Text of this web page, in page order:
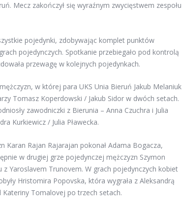
Mecz zakończył się wyraźnym zwycięstwem zespołu
pojedynki, zdobywając komplet punktów
pojedynczych. Spotkanie przebiegało pod kontrolą
przewagę w kolejnych pojedynkach.
w której para UKS Unia Bieruń Jakub Melaniuk
Tomasz Koperdowski / Jakub Sidor w dwóch setach.
zawodniczki z Bierunia – Anna Czuchra i Julia
Kurkiewicz / Julia Pławecka.
Karan Rajan Rajarajan pokonał Adama Bogacza,
w drugiej grze pojedynczej mężczyzn Szymon
Yaroslavem Trunovem. W grach pojedynczych kobiet
Hristomira Popovska, która wygrała z Aleksandrą
Kateriny Tomalovej po trzech setach.